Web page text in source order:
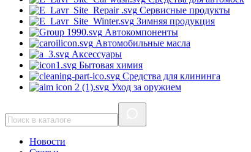
Сервисные продукты
Зимняя продукция
Автокомпоненты
Автомобильные масла
Аксессуары
Бытовая химия
Средства для клининга
Уход за оружием
Новости